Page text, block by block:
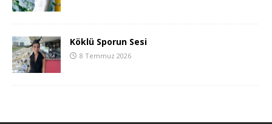
Köklü Sporun Sesi
8 Temmuz 2026